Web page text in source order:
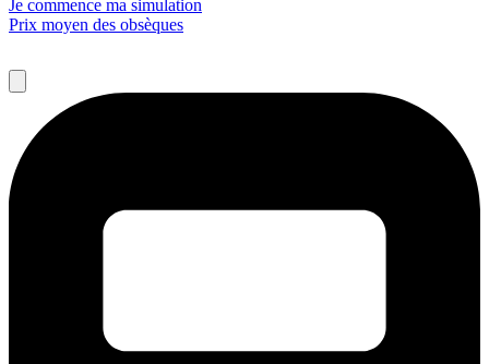
Je commence ma simulation
Prix moyen des obsèques